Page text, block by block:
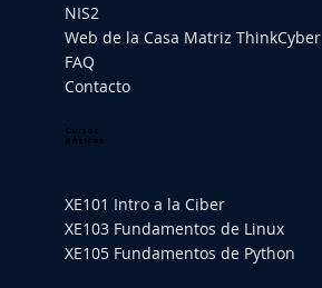
NIS2
Web de la Casa Matriz ThinkCyber
FAQ
Contacto
Cursos
Básicos
XE101 Intro a la Ciber
XE103 Fundamentos de Linux
XE105 Fundamentos de Python